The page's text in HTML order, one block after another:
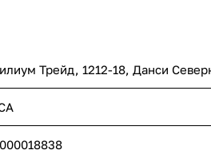
Трейд, 1212-18, Данси